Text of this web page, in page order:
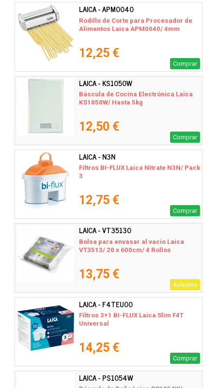
LAICA - APM0040
Rodillo de Corte para Procesador de
Alimentos Laica APM0040/ 4mm
12,25 €
Comprar
LAICA - KS1050W
Báscula de Cocina Electrónica Laica
KS1050W/ Hasta 5kg
12,50 €
Comprar
LAICA - N3N
Filtros BI-FLUX Laica Nitrate N3N/ Pack
3
12,75 €
Comprar
LAICA - VT35130
Bolsa para envasar al vacío Laica
VT3513/ 20 x 600cm/ 4 Rollos
13,75 €
Avísame
LAICA - F4TEU00
Filtros 3+1 BI-FLUX Laica Slim F4T
Universal
14,25 €
Comprar
LAICA - PS1054W